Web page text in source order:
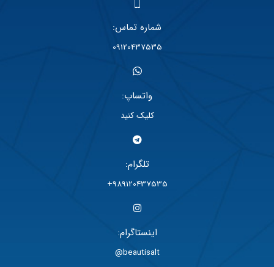
شماره تماس:
09120437535
واتساپ:
کلیک کنید
تلگرام:
989120437535+
اینستاگرام:
beautisalt@